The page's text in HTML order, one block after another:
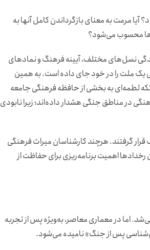
مرمت به معنای بازگرداندن کامل آنها به
محسوب می‌شود؟
نسل‌های مختلف، آیینه فرهنگ و نمادهای
یک ملت را در خود جای داده است. به همین
لطمه‌ای به بخشی از حافظه فرهنگی جامعه
در مناطق جنگی هشدار داده‌اند؛ زیرا نابودی
گرفتند. هرچند کارشناسان میراث فرهنگی
رخدادها اهمیت برنامه‌ریزی برای حفاظت از
اما در معماری معاصر، به‌ویژه پس از تجربه
پس از جنگ» نامیده می‌شود.